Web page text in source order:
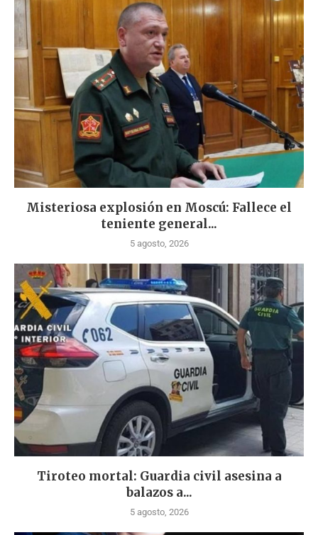
Misteriosa explosión en Moscú: Fallece el
teniente general...
5 agosto, 2026
Tiroteo mortal: Guardia civil asesina a
balazos a...
5 agosto, 2026